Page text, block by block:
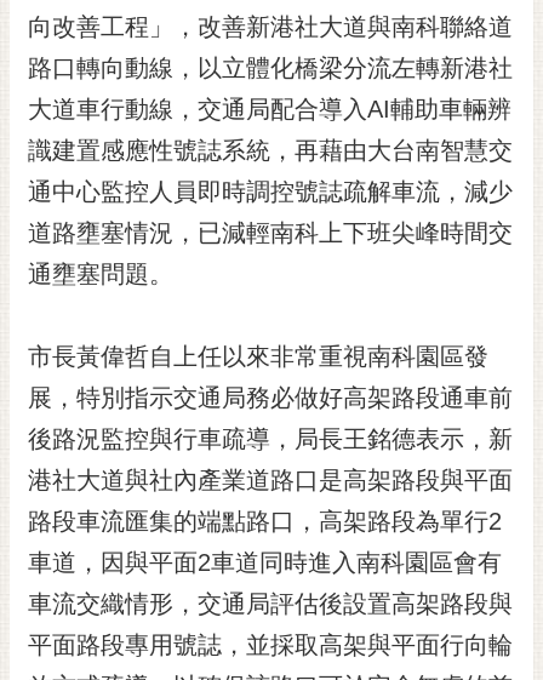
黃
偉
哲
螢
光
花
桐
花
網
站
導
覽
訂
閱
RSS
訂
閱
電
向改善工程」，改善新港社大道與南科聯絡道
路口轉向動線，以立體化橋梁分流左轉新港社
大道車行動線，交通局配合導入AI輔助車輛辨
識建置感應性號誌系統，再藉由大台南智慧交
通中心監控人員即時調控號誌疏解車流，減少
道路壅塞情況，已減輕南科上下班尖峰時間交
通壅塞問題。
市長黃偉哲自上任以來非常重視南科園區發
展，特別指示交通局務必做好高架路段通車前
後路況監控與行車疏導，局長王銘德表示，新
港社大道與社內產業道路口是高架路段與平面
路段車流匯集的端點路口，高架路段為單行2
車道，因與平面2車道同時進入南科園區會有
車流交織情形，交通局評估後設置高架路段與
平面路段專用號誌，並採取高架與平面行向輪